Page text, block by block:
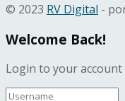
© 2023 RV Digital -
Welcome Back!
Login to your